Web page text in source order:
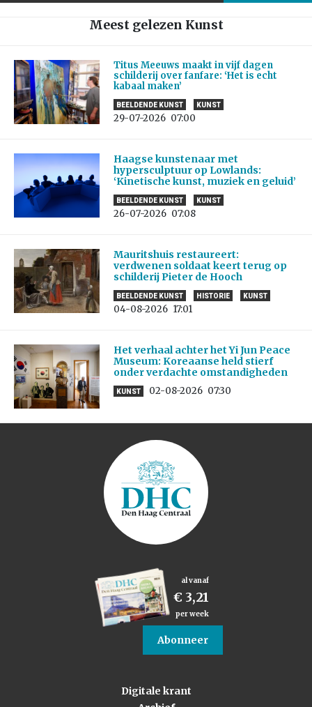
Meest gelezen Kunst
Titus Meeuws maakt in vijf dagen
schilderij over fanfare: ‘Het is echt
kabaal maken’
BEELDENDE KUNST KUNST
29-07-2026 07:00
Haagse kunstenaar met
hypersculptuur op Lowlands:
‘Kinetische kunst, muziek en geluid’
BEELDENDE KUNST KUNST
26-07-2026 07:08
Mauritshuis restaureert:
verdwenen soldaat keert terug op
schilderij Pieter de Hooch
BEELDENDE KUNST HISTORIE KUNST
04-08-2026 17:01
Het verhaal achter het Yi Jun Peace
Museum: Koreaanse held stierf
onder verdachte omstandigheden
KUNST 02-08-2026 07:30
al vanaf
€ 3,21
per week
Abonneer
Digitale krant